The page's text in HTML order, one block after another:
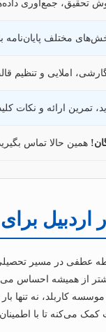
تحقیق، جمع‌آوری
مختلف پایان‌نامه
املایی و تنظیم
تمرین ارائه و نکات
همین حالا تماس
عطفی در مسیر
بیشتر از همیشه
کاربلد، نه تنها
می‌کنه تا با